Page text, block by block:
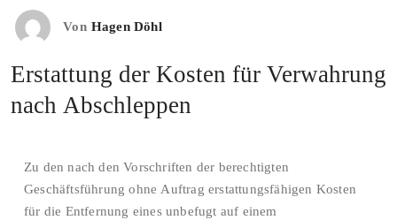
Von Hagen Döhl
Erstattung der Kosten für Verwahrung
nach Abschleppen
Zu den nach den Vorschriften der berechtigten
Geschäftsführung ohne Auftrag erstattungsfähigen Kosten
für die Entfernung eines unbefugt auf einem